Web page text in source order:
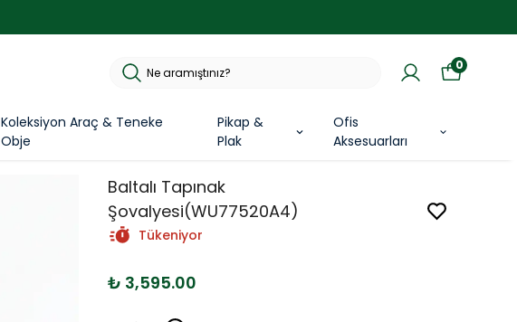
Koleksiyon Araç & Teneke
Obje
Pikap &
Plak
Ofis
Aksesuarları
0
Baltalı Tapınak
Şovalyesi(WU77520A4)
Tükeniyor
₺ 3,595.00